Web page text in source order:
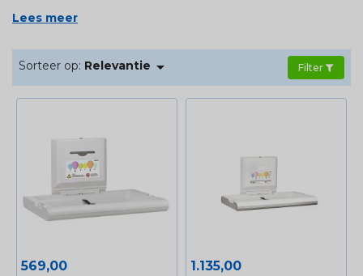
Onze babyverschoontafels voldoen volledig aan
de EN 12221-1 en EN 12221-2
richtlijnen. Babymedi®.
Lees meer
Sorteer op: Relevantie  Filter
Prijs
569,00 Prijs
1.135,00